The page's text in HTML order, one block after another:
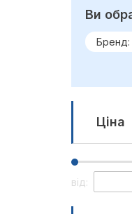
Ви
Бренд:
Ціна
від: